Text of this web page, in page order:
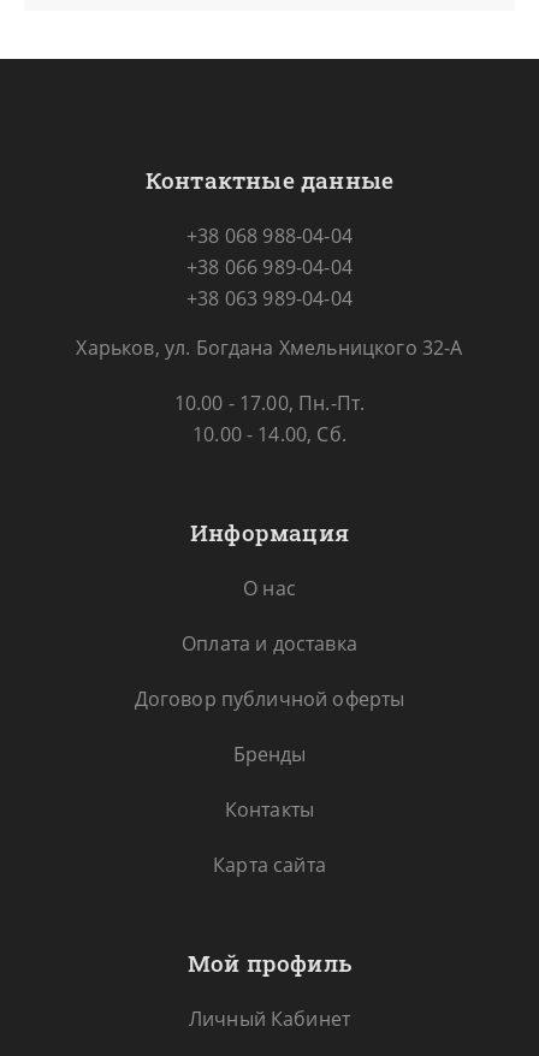
Контактные данные
+38 068 988-04-04
+38 066 989-04-04
+38 063 989-04-04
Харьков, ул. Богдана Хмельницкого 32-А
10.00 - 17.00, Пн.-Пт.
10.00 - 14.00, Сб.
Информация
О нас
Оплата и доставка
Договор публичной оферты
Бренды
Контакты
Карта сайта
Мой профиль
Личный Кабинет